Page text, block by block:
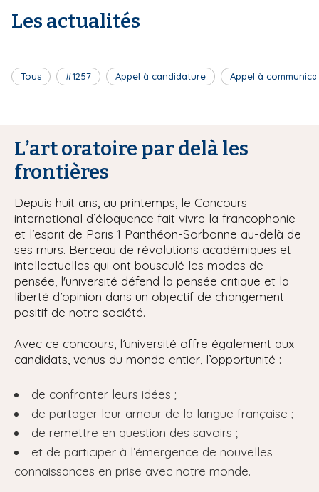
Les actualités
Tous #1257 Appel à candidature Appel à
L’art oratoire par delà les
frontières
Depuis huit ans, au printemps, le Concours
international d’éloquence fait vivre la francophonie
et l’esprit de Paris 1 Panthéon-Sorbonne au-delà de
ses murs. Berceau de révolutions académiques et
intellectuelles qui ont bousculé les modes de
pensée, l'université défend la pensée critique et la
liberté d’opinion dans un objectif de changement
positif de notre société.
Avec ce concours, l’université offre également aux
candidats, venus du monde entier, l’opportunité :
de confronter leurs idées ;
de partager leur amour de la langue française ;
de remettre en question des savoirs ;
et de participer à l’émergence de nouvelles
connaissances en prise avec notre monde.